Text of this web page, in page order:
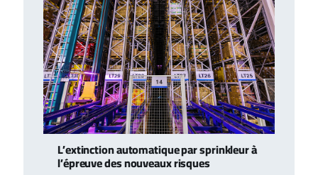
L’extinction automatique par sprinkleur à
l’épreuve des nouveaux risques